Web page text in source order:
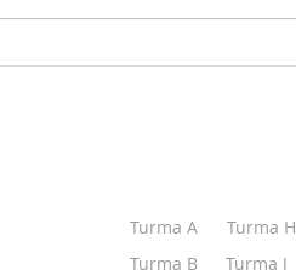
Turma A
Turma H
Turma B
Turma J